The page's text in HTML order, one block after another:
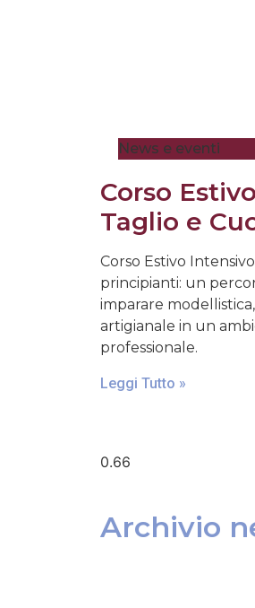
News e eventi
Corso
Taglio e
Corso Estivo
principianti: un
imparare
artigianale in un
professionale.
Leggi Tutto »
Archivio